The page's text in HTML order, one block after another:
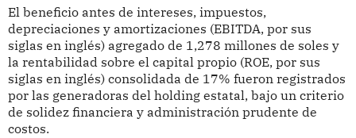
El beneficio antes de intereses, impuestos,
depreciaciones y amortizaciones (EBITDA, por sus
siglas en inglés) agregado de 1,278 millones de soles y
la rentabilidad sobre el capital propio (ROE, por sus
siglas en inglés) consolidada de 17% fueron registrados
por las generadoras del holding estatal, bajo un criterio
de solidez financiera y administración prudente de
costos.